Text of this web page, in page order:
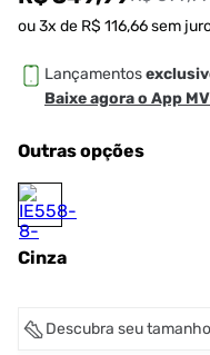
ou3x de R$ 116,66sem
Lançamentos
Baixe agora o App
Outras opções
Cinza
Descubra seu tamanho